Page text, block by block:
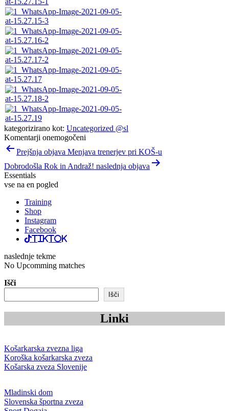
Komentarji onemogočeni
Navigacija
prispevka
Prejšnja objava Menjava trenerjev pri KOŠ-u
Dobrodošla Rok in Andraž! naslednja objava
Essentials
Training
Instagram
TikTok
Išči